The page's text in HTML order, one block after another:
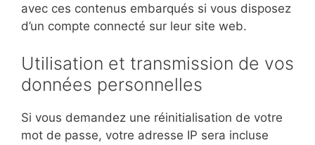
avec ces contenus embarqués si vous disposez
d’un compte connecté sur leur site web.
Utilisation et transmission de vos
données personnelles
Si vous demandez une réinitialisation de votre
mot de passe, votre adresse IP sera incluse